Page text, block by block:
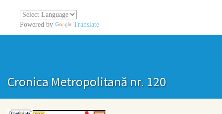
Powered by Translate
Cronica Metropolitană nr. 120